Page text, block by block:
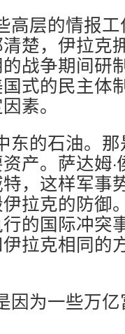
高层的情报
楚，伊拉克
战争期间研
式的民主体
素。
东的石油。
产。萨达姆
，这样军事
拉克的防御
的国际冲突
拉克相同的
因为一些万